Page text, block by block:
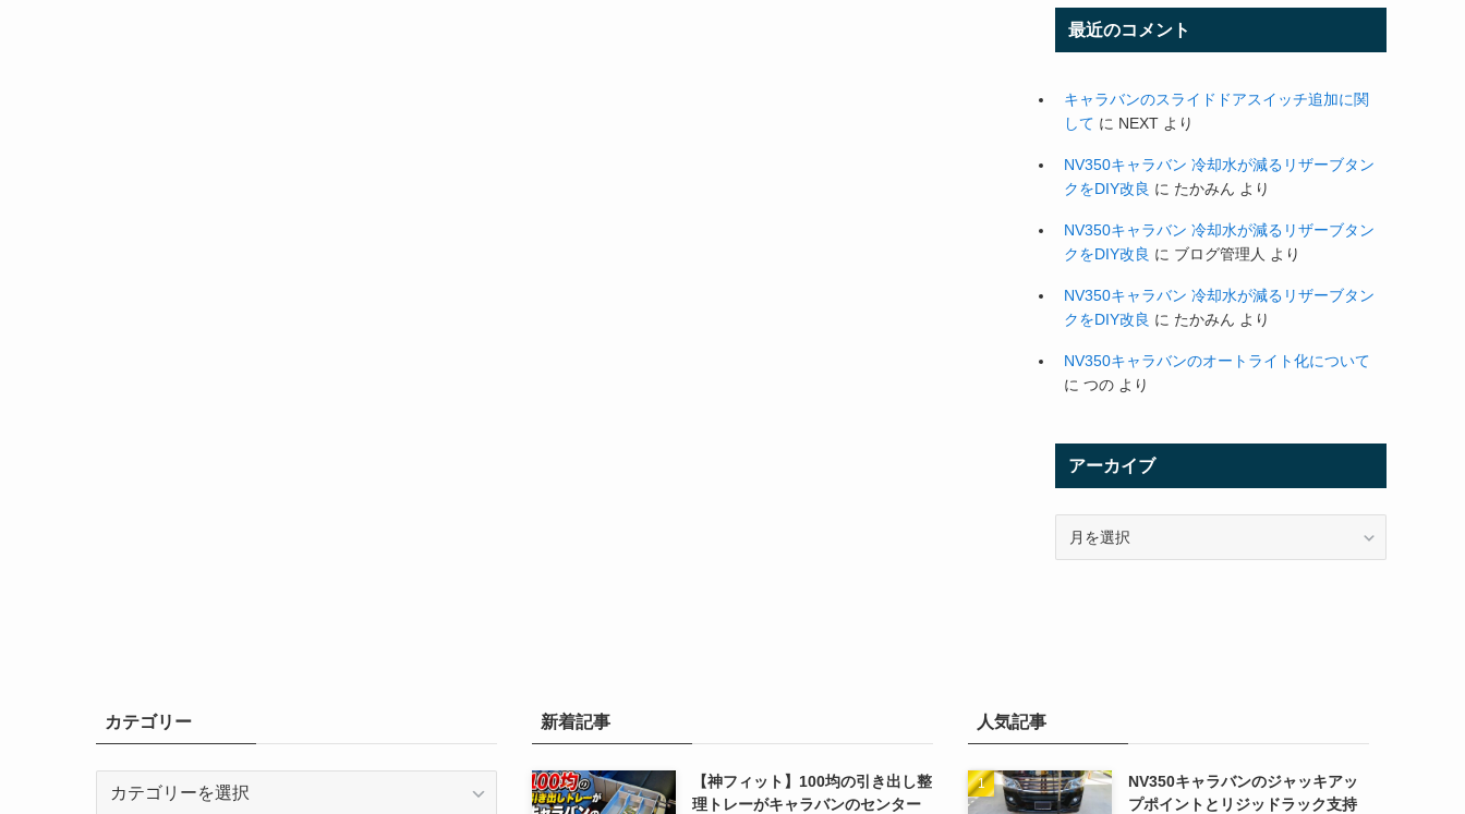
最近のコメント
キャラバンのスライドドアスイッチ追加に関
して に NEXT より
NV350キャラバン 冷却水が減るリザーブタン
クをDIY改良 に たかみん より
NV350キャラバン 冷却水が減るリザーブタン
クをDIY改良 に ブログ管理人 より
NV350キャラバン 冷却水が減るリザーブタン
クをDIY改良 に たかみん より
NV350キャラバンのオートライト化について
に つの より
アーカイブ
カテゴリー 新着記事
【神フィット】100均の引き出し整
理トレーがキャラバンのセンター
人気記事
NV350キャラバンのジャッキアッ
プポイントとリジッドラック支持